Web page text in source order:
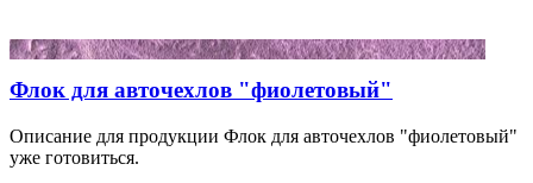
Флок для авточехлов "фиолетовый"
Описание для продукции Флок для авточехлов "фиолетовый"
уже готовиться.